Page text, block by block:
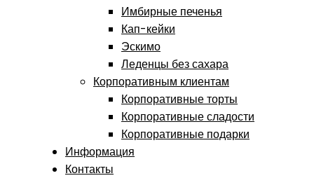
Имбирные печенья
Кап-кейки
Эскимо
Леденцы без сахара
Корпоративным клиентам
Корпоративные торты
Корпоративные сладости
Корпоративные подарки
Информация
Контакты